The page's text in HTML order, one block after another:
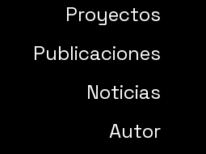
Proyectos
Publicaciones
Noticias
Autor